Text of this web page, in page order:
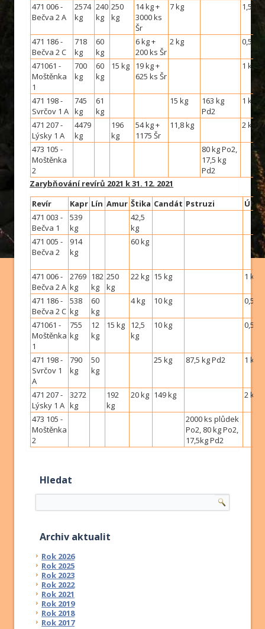
471 006 -
Bečva 2 A
2574
kg
240
kg
250
kg
14 kg +
3000 ks
Šr
7 kg 1,5 kg
471 186 -
Bečva 2 C
718
kg
60
kg
6 kg +
200 ks Šr
2 kg 0,5 kg
471061 -
Moštěnka
1
700
kg
60
kg
15 kg
19 kg +
625 ks Šr
1 kg
471 198 -
Svrčov 1 A
745
kg
61
kg
15 kg
163 kg
Pd2
1 kg
471 207 -
Lýsky 1 A
4479
kg
196
kg
54 kg +
1175 Šr
11,8 kg 2 kg
473 105 -
Moštěnka
2
80 kg Po2,
17,5 kg
Pd2
Zarybňování revírů 2021 k 31. 12. 2021
Revír
Kapr Lín Amur Štika Candát Pstruzi
Úhoř
471 003 -
Bečva 1
539
kg
42,5
kg
471 005 -
Bečva 2
914
kg
60 kg
471 006 -
Bečva 2 A
2769
kg
182
kg
250
kg
22 kg 15 kg 1 kg
471 186 -
Bečva 2 C
538
kg
60
kg
4 kg 10 kg 0,5 kg
471061 -
Moštěnka
1
755
kg
12
kg
15 kg
12,5
kg
10 kg 0,5 kg
471 198 -
Svrčov 1
A
790
kg
50
kg
25 kg 87,5 kg Pd2 1 kg
471 207 -
Lýsky 1 A
3272
kg
192
kg
20 kg 149 kg 2 kg
473 105 -
Moštěnka
2
2000 ks plůdek
Po2, 80 kg Po2,
17,5kg Pd2
Hledat
Archiv aktualit
Rok 2026
Rok 2025
Rok 2023
Rok 2022
Rok 2021
Rok 2019
Rok 2018
Rok 2017